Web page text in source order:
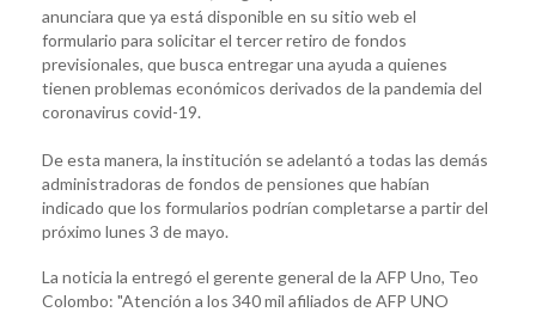
anunciara que ya está disponible en su sitio web el
formulario para solicitar el tercer retiro de fondos
previsionales, que busca entregar una ayuda a quienes
tienen problemas económicos derivados de la pandemia del
coronavirus covid-19.
De esta manera, la institución se adelantó a todas las demás
administradoras de fondos de pensiones que habían
indicado que los formularios podrían completarse a partir del
próximo lunes 3 de mayo.
La noticia la entregó el gerente general de la AFP Uno, Teo
Colombo: "Atención a los 340 mil afiliados de AFP UNO